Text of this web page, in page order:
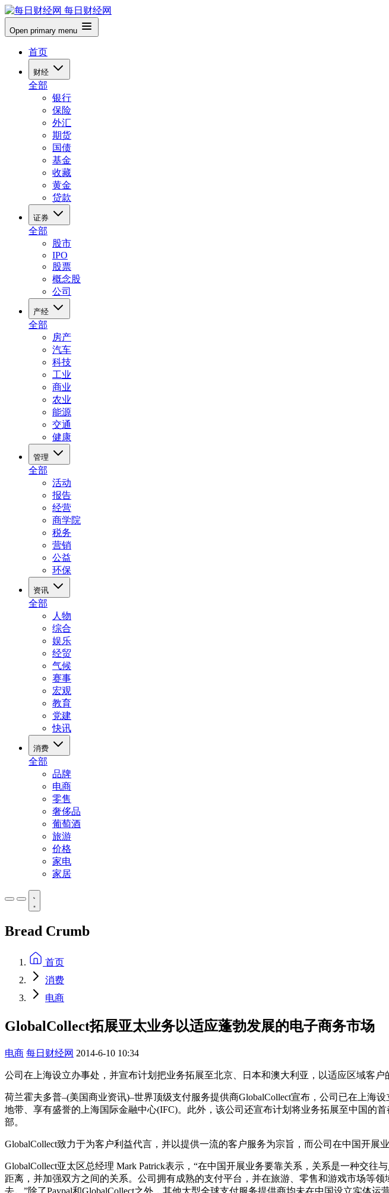
每日财经网
Open primary menu
首页
财经
全部
银行
保险
外汇
期货
国债
基金
收藏
黄金
贷款
证券
全部
股市
IPO
股票
概念股
公司
产经
全部
房产
汽车
科技
工业
商业
农业
能源
交通
健康
管理
全部
活动
报告
经营
商学院
税务
营销
公益
环保
资讯
全部
人物
综合
娱乐
经贸
气候
赛事
宏观
教育
党建
快讯
消费
全部
品牌
电商
零售
奢侈品
葡萄酒
旅游
价格
家电
家居
Bread Crumb
首页
消费
电商
GlobalCollect拓展亚太业务以适应蓬勃发展的电子商务市场
电商 每日财经网 2014-6-10 10:34
公司在上海设立办事处，并宣布计划把业务拓展至北京、日本和澳大利亚，以适应区域客户
荷兰霍夫多普–(美国商业资讯)–世界顶级支付服务提供商GlobalCollect宣布，公司已在上海
地带、享有盛誉的上海国际金融中心(IFC)。此外，该公司还宣布计划将业务拓展至中国的
部。
GlobalCollect致力于为客户利益代言，并以提供一流的客户服务为宗旨，而公司在中国开展
GlobalCollect亚太区总经理 Mark Patrick表示，“在中国开展业务要靠关系，关系是一种交
距离，并加强双方之间的关系。公司拥有成熟的支付平台，并在旅游、零售和游戏市场等
去。”除了Paypal和GlobalCollect之外，其他大型全球支付服务提供商均未在中国设立实体运营